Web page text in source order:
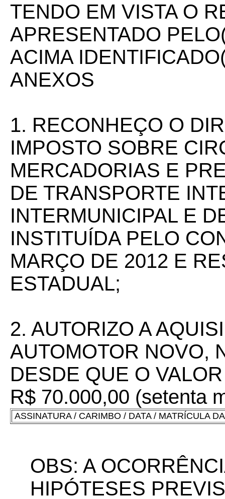
TENDO EM VISTA O
APRESENTADO
ACIMA
ANEXOS
1. RECONHEÇO O
IMPOSTO SOBRE
MERCADORIAS E
DE TRANSPORTE
INTERMUNICIPAL E
INSTITUÍDA PELO
MARÇO DE 2012 E
ESTADUAL;
2. AUTORIZO A
AUTOMOTOR NOVO,
DESDE QUE O
R$ 70.000,00 (setenta
ASSINATURA / CARIMBO / DATA / MATRÍCULA
OBS: A
HIPÓTESES